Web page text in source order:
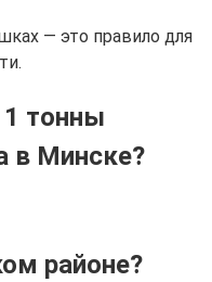
— это правило для
тонны
в Минске?
районе?